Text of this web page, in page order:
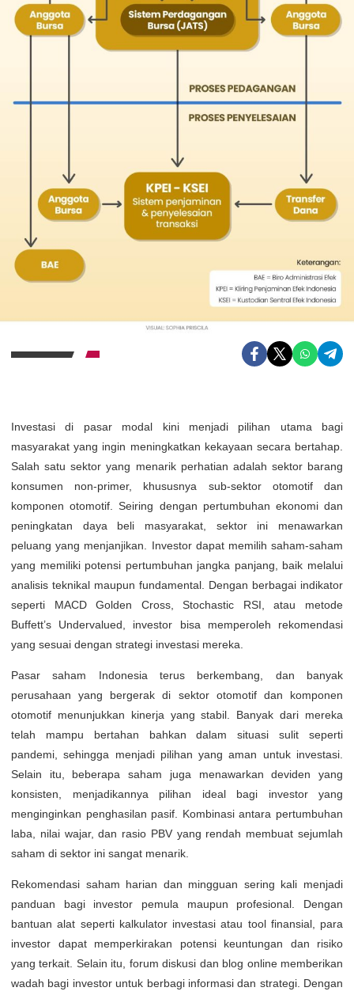
Investasi di pasar modal kini menjadi pilihan utama bagi
masyarakat yang ingin meningkatkan kekayaan secara bertahap.
Salah satu sektor yang menarik perhatian adalah sektor barang
konsumen non-primer, khususnya sub-sektor otomotif dan
komponen otomotif. Seiring dengan pertumbuhan ekonomi dan
peningkatan daya beli masyarakat, sektor ini menawarkan
peluang yang menjanjikan. Investor dapat memilih saham-saham
yang memiliki potensi pertumbuhan jangka panjang, baik melalui
analisis teknikal maupun fundamental. Dengan berbagai indikator
seperti MACD Golden Cross, Stochastic RSI, atau metode
Buffett’s Undervalued, investor bisa memperoleh rekomendasi
yang sesuai dengan strategi investasi mereka.
Pasar saham Indonesia terus berkembang, dan banyak
perusahaan yang bergerak di sektor otomotif dan komponen
otomotif menunjukkan kinerja yang stabil. Banyak dari mereka
telah mampu bertahan bahkan dalam situasi sulit seperti
pandemi, sehingga menjadi pilihan yang aman untuk investasi.
Selain itu, beberapa saham juga menawarkan deviden yang
konsisten, menjadikannya pilihan ideal bagi investor yang
menginginkan penghasilan pasif. Kombinasi antara pertumbuhan
laba, nilai wajar, dan rasio PBV yang rendah membuat sejumlah
saham di sektor ini sangat menarik.
Rekomendasi saham harian dan mingguan sering kali menjadi
panduan bagi investor pemula maupun profesional. Dengan
bantuan alat seperti kalkulator investasi atau tool finansial, para
investor dapat memperkirakan potensi keuntungan dan risiko
yang terkait. Selain itu, forum diskusi dan blog online memberikan
wadah bagi investor untuk berbagi informasi dan strategi. Dengan